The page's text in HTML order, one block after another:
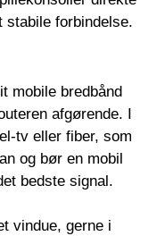
stabile forbindelse.
mobile bredbånd
afgørende. I
tv eller fiber, som
og bør en mobil
bedste signal.
vindue, gerne i